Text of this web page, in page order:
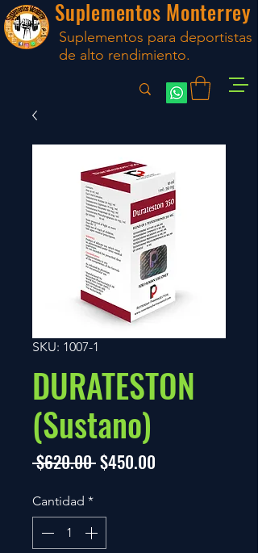
Suplementos Monterrey
Suplementos para deportistas
de alto rendimiento.
SKU: 1007-1
DURATESTON
(Sustano)
$620.00 Precio
$450.00
Cantidad *